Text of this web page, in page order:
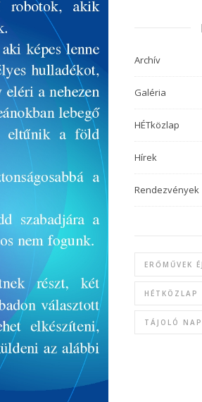
Archív
Galéria
HÉTközlap
Hírek
Rendezvények
ERŐMŰVEK
HÉTKÖZLAP
TÁJOLÓ NAP